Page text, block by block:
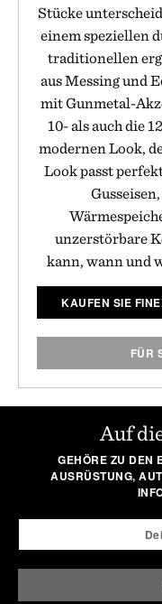
Stücke
einem speziellen
traditionellen
aus Messing und
mit Gunmetal-
10- als auch die
modernen Look,
Look passt
unzerstörbare
kann, wann und
KAUFEN SIE
FÜR
Auf
GEHÖRE ZU DEN
AUSRÜSTUNG,